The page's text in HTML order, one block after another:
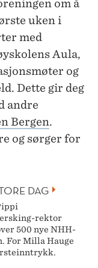
om å
uken i
med
Aula,
og
Dette gir deg
andre
Bergen.
og sørger for
DAG
rektor
500 nye NHH-
For Milla Hauge